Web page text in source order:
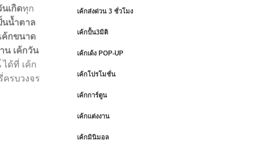
นเกิดทุก
นน้ำตาล
ค้กขนาด
น เค้กวัน
ได้ที่ เค้ก
ครบวงจร
เค้กส่งด่วน 3 ชั่วโมง
เค้กปั้น3มิติ
เค้กเด้ง POP-UP
เค้กโปรโมชั่น
เค้กการ์ตูน
เค้กแต่งงาน
เค้กมินิมอล